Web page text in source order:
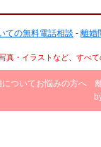
ての無料電話相談 - 離婚
真・イラストなど、すべ
についてお悩みの方へ